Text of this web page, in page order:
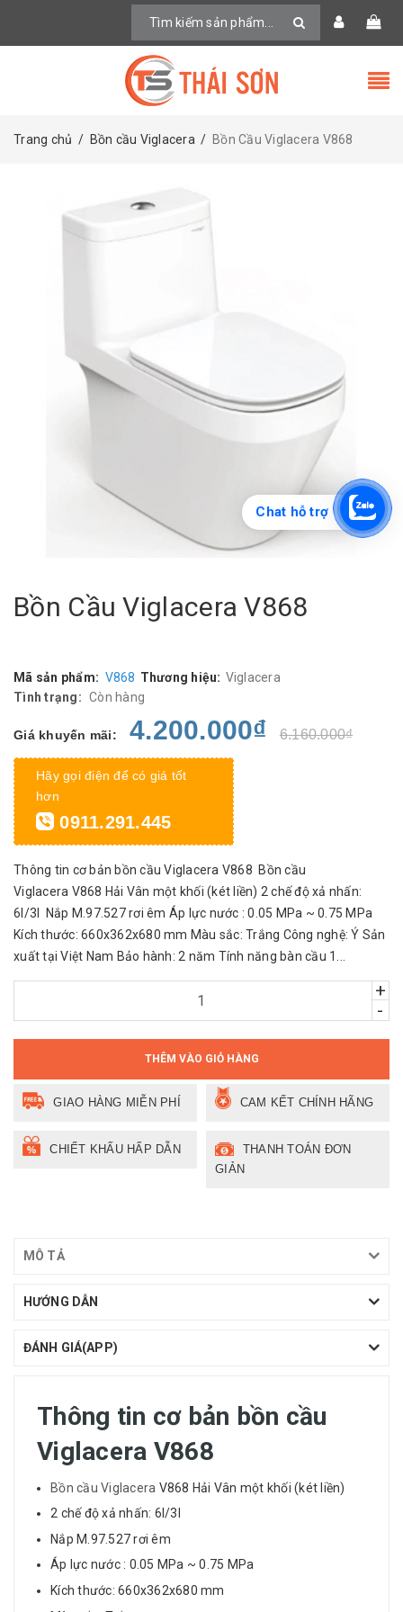
Trang chủ / Bồn cầu Viglacera / Bồn Cầu Viglacera V868
Bồn Cầu Viglacera V868
Mã sản phẩm: V868 Thương hiệu: Viglacera
Tình trạng: Còn hàng
Giá khuyến mãi: 4.200.000₫ 6.160.000₫
Hãy gọi điện để có giá tốt
hơn
0911.291.445
Thông tin cơ bản bồn cầu Viglacera V868 Bồn cầu
Viglacera V868 Hải Vân một khối (két liền) 2 chế độ xả nhấn:
6l/3l Nắp M.97.527 rơi êm Áp lực nước : 0.05 MPa ~ 0.75 MPa
Kích thước: 660x362x680 mm Màu sắc: Trắng Công nghệ: Ý Sản
xuất tại Việt Nam Bảo hành: 2 năm Tính năng bàn cầu 1...
+
-
THÊM VÀO GIỎ HÀNG
GIAO HÀNG MIỄN PHÍ CAM KẾT CHÍNH HÃNG
CHIẾT KHẤU HẤP DẪN
THANH TOÁN ĐƠN
GIẢN
MÔ TẢ
HƯỚNG DẪN
ĐÁNH GIÁ(APP)
Thông tin cơ bản bồn cầu
Viglacera V868
Bồn cầu Viglacera V868 Hải Vân một khối (két liền)
2 chế độ xả nhấn: 6l/3l
Nắp M.97.527 rơi êm
Áp lực nước : 0.05 MPa ~ 0.75 MPa
Kích thước: 660x362x680 mm
Chat hỗ trợ